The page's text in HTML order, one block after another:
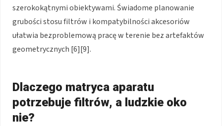
szerokokątnymi obiektywami. Świadome planowanie
grubości stosu filtrów i kompatybilności akcesoriów
ułatwia bezproblemową pracę w terenie bez artefaktów
geometrycznych [6][9].
Dlaczego matryca aparatu
potrzebuje filtrów, a ludzkie oko
nie?